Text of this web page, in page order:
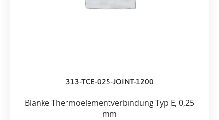
313-TCE-025-JOINT-1200
Blanke Thermoelementverbindung Typ E, 0,25
mm